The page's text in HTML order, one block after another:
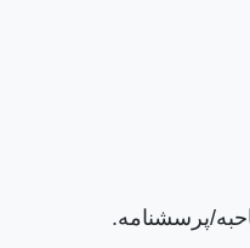
پرسشنامه.